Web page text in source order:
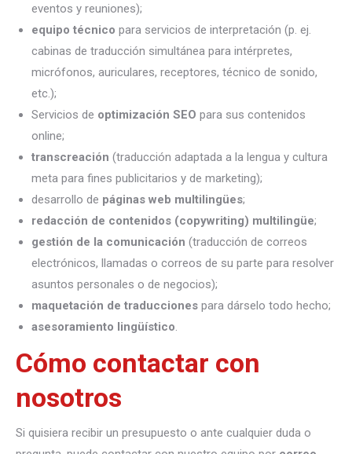
eventos y reuniones);
equipo técnico para servicios de interpretación (p. ej.
cabinas de traducción simultánea para intérpretes,
micrófonos, auriculares, receptores, técnico de sonido,
etc.);
Servicios de optimización SEO para sus contenidos
online;
transcreación (traducción adaptada a la lengua y cultura
meta para fines publicitarios y de marketing);
desarrollo de páginas web multilingües;
redacción de contenidos (copywriting) multilingüe;
gestión de la comunicación (traducción de correos
electrónicos, llamadas o correos de su parte para resolver
asuntos personales o de negocios);
maquetación de traducciones para dárselo todo hecho;
asesoramiento lingüístico.
Cómo contactar con
nosotros
Si quisiera recibir un presupuesto o ante cualquier duda o